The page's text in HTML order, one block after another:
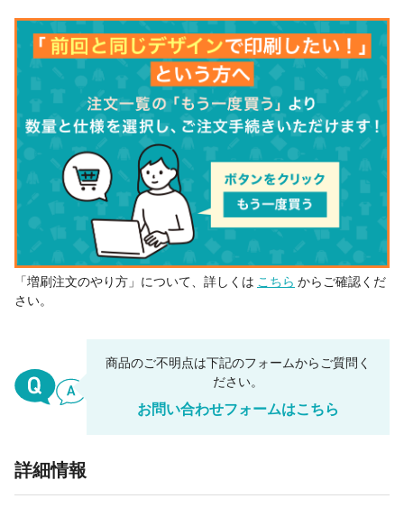
42 個 ¥3,374 ¥0 ¥141,741
43 個 ¥3,324 ¥0 ¥142,940
44 個 ¥3,274 ¥0 ¥144,086
45 個 ¥3,225 ¥0 ¥145,134
46 個 ¥3,174 ¥146,031
47 個 ¥3,125 ¥0 ¥146,879
48 個 ¥3,074 ¥0 ¥147,576
49 個 ¥3,025 ¥0 ¥148,225
¥2,514 ¥0 ¥1,254,785
1000 個
¥2,303 ¥0 ¥4,606,800
「増刷注文のやり方」について、詳しくは こちら からご確認くだ
さい。
商品のご不明点は下記のフォームからご質問く
ださい。
お問い合わせフォームはこちら
詳細情報